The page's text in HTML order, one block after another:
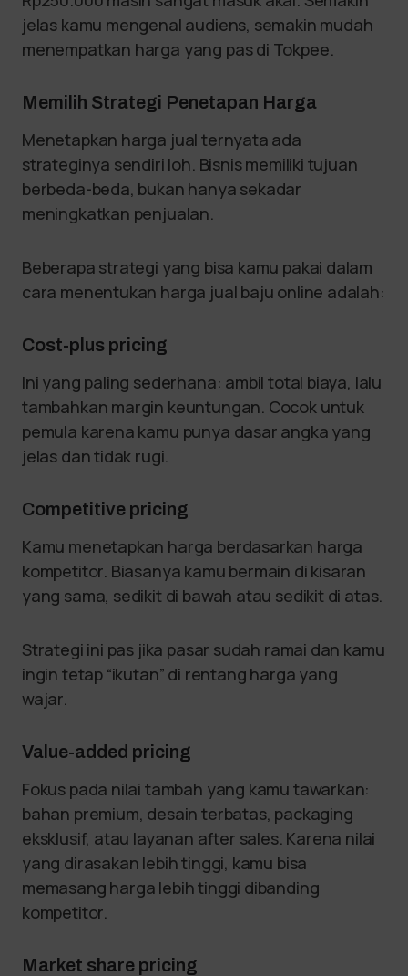
jelas kamu mengenal audiens, semakin mudah
menempatkan harga yang pas di Tokpee.
Memilih Strategi Penetapan Harga
Menetapkan harga jual ternyata ada
strateginya sendiri loh. Bisnis memiliki tujuan
berbeda-beda, bukan hanya sekadar
meningkatkan penjualan.
Beberapa strategi yang bisa kamu pakai dalam
cara menentukan harga jual baju online adalah:
Cost-plus pricing
Ini yang paling sederhana: ambil total biaya, lalu
tambahkan margin keuntungan. Cocok untuk
pemula karena kamu punya dasar angka yang
jelas dan tidak rugi.
Competitive pricing
Kamu menetapkan harga berdasarkan harga
kompetitor. Biasanya kamu bermain di kisaran
yang sama, sedikit di bawah atau sedikit di atas.
Strategi ini pas jika pasar sudah ramai dan kamu
ingin tetap “ikutan” di rentang harga yang
wajar.
Value-added pricing
Fokus pada nilai tambah yang kamu tawarkan:
bahan premium, desain terbatas, packaging
eksklusif, atau layanan after sales. Karena nilai
yang dirasakan lebih tinggi, kamu bisa
memasang harga lebih tinggi dibanding
kompetitor.
Market share pricing